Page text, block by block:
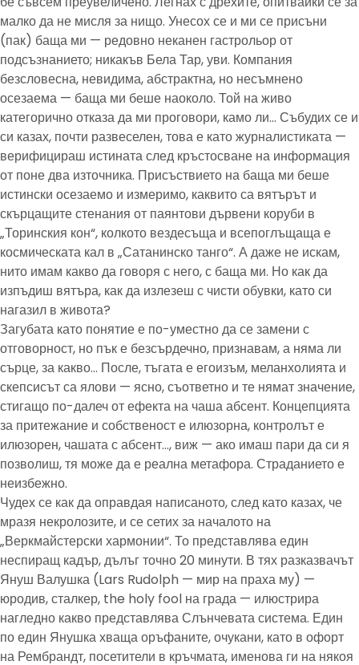
малко да не мисля за нищо. Унесох се и ми се присъни
(пак) баща ми — редовно неканен гастрольор от
подсъзнанието; никакъв Бела Тар, уви. Компания
безсловесна, невидима, абстрактна, но несъмнено
осезаема — баща ми беше наоколо. Той на живо
категорично отказа да ми проговори, камо ли… Събудих се и
си казах, почти развеселен, това е като журналистиката —
верифицираш истината след кръстосване на информация
от поне два източника. Присъствието на баща ми беше
истински осезаемо и измеримо, каквито са вятърът и
скърцащите стенания от паянтови дървени коруби в
„Торинския кон“, колкото вездесъща и всепоглъщаща е
космическата кал в „Сатанинско танго“. А даже не искам,
нито имам какво да говоря с него, с баща ми. Но как да
изпъдиш вятъра, как да излезеш с чисти обувки, като си
нагазил в живота?
Загубата като понятие е по-уместно да се замени с
отговорност, но пък е безсърдечно, признавам, а няма ли
сърце, за какво… После, тъгата е егоизъм, меланхолията и
скепсисът са ялови — ясно, съответно и те нямат значение,
стигащо по-далеч от ефекта на чаша абсент. Концепцията
за притежание и собственост е илюзорна, контролът е
илюзорен, чашата с абсент…, виж — ако имаш пари да си я
позволиш, тя може да е реална метафора. Страданието е
неизбежно.
Чудех се как да оправдая написаното, след като казах, че
мразя некролозите, и се сетих за началото на
„Веркмайстерски хармонии“. То представлява един
неспиращ кадър, дълъг точно 20 минути. В тях разказвачът
Януш Валушка (Lars Rudolph — мир на праха му) —
юродив, сталкер, the holy fool на града — илюстрира
нагледно какво представлява Слънчевата система. Един
по един Янушка хваща оръфаните, очукани, като в офорт
на Рембрандт, посетители в кръчмата, именова ги на някоя